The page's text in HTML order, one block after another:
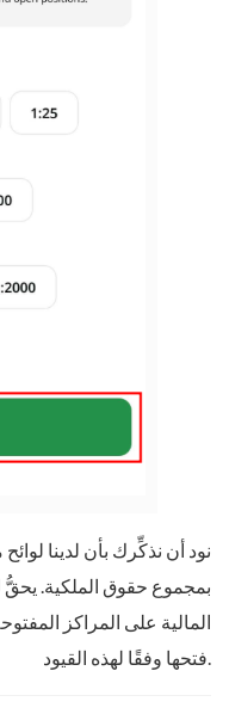
نود أن نذكِّرك بأن لدينا
بمجموع حقوق الملكية. يحقُّ
المالية على المراكز
فتحها وفقًا لهذه القيود.